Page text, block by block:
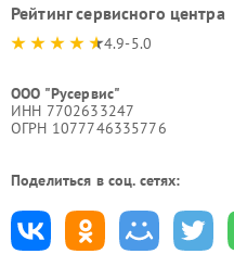
Рейтинг сервисного центра
4.9-5.0
ООО "Русервис"
ИНН 7702633247
ОГРН 1077746335776
Поделиться в соц. сетях: